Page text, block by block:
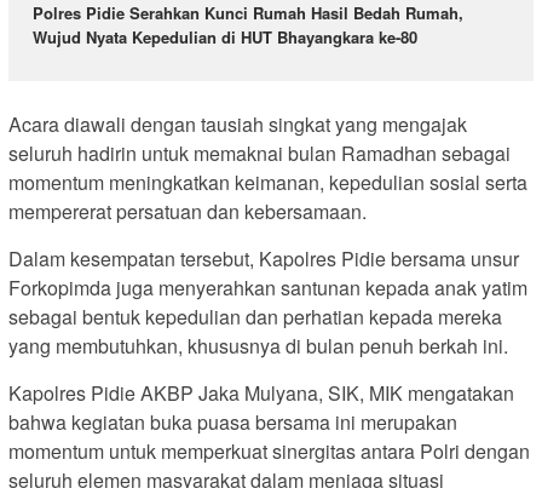
Polres Pidie Serahkan Kunci Rumah Hasil Bedah Rumah,
Wujud Nyata Kepedulian di HUT Bhayangkara ke-80
Acara diawali dengan tausiah singkat yang mengajak
seluruh hadirin untuk memaknai bulan Ramadhan sebagai
momentum meningkatkan keimanan, kepedulian sosial serta
mempererat persatuan dan kebersamaan.
Dalam kesempatan tersebut, Kapolres Pidie bersama unsur
Forkopimda juga menyerahkan santunan kepada anak yatim
sebagai bentuk kepedulian dan perhatian kepada mereka
yang membutuhkan, khususnya di bulan penuh berkah ini.
Kapolres Pidie AKBP Jaka Mulyana, SIK, MIK mengatakan
bahwa kegiatan buka puasa bersama ini merupakan
momentum untuk memperkuat sinergitas antara Polri dengan
seluruh elemen masyarakat dalam menjaga situasi